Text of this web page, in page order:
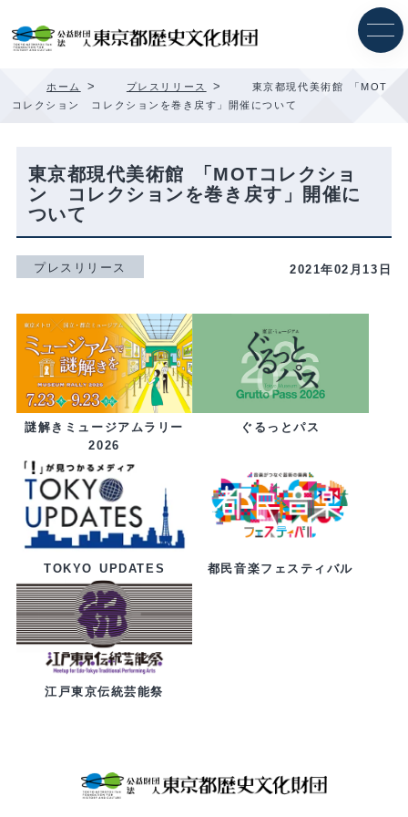
ホーム > プレスリリース >
東京都現代美術館 「MOT
コレクション コレクションを巻き戻す」開催について
東京都現代美術館 「MOTコレクショ
ン コレクションを巻き戻す」開催に
ついて
プレスリリース 2021年02月13日
謎解きミュージアムラリー
2026
ぐるっとパス
TOKYO UPDATES 都民音楽フェスティバル
江戸東京伝統芸能祭